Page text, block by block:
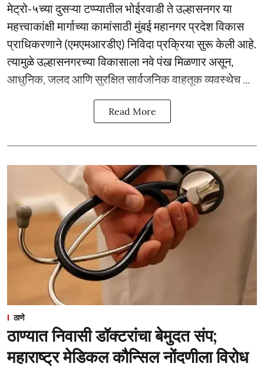
मेट्रो-५च्या दुसऱ्या टप्प्यातील भोईरवाडी ते उल्हासनगर या
महत्त्वाकांक्षी मार्गाच्या कामांसाठी मुंबई महानगर प्रदेश विकास
प्राधिकरणाने (एमएमआरडीए) निविदा प्रक्रिया सुरू केली आहे.
त्यामुळे उल्हासनगरच्या विकासाला नवे पंख मिळणार असून,
आधुनिक, जलद आणि सुरक्षित सार्वजनिक वाहतूक व्यवस्थेच ...
Read More
ठाणे
ठाण्यात निवासी डॉक्टरांचा बेमुदत संप;
महाराष्ट्र मेडिकल कौन्सिल नोंदणीला विरोध